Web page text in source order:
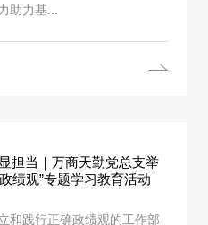
助力基...
担当｜万商天勤党总支举
绩观”专题学习教育活动
和践行正确政绩观的工作部